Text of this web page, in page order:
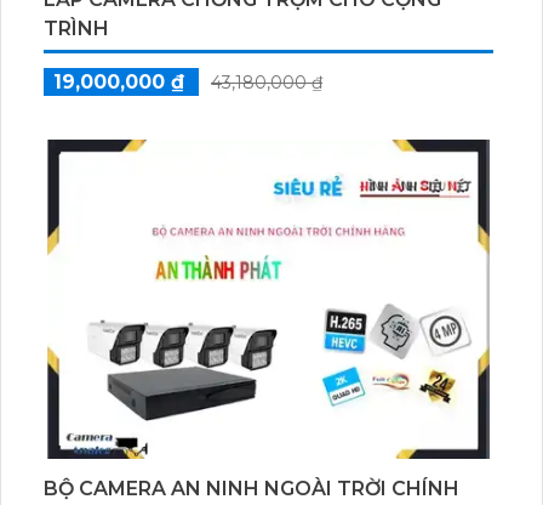
TRÌNH
19,000,000 ₫ 43,180,000 ₫
BỘ CAMERA AN NINH NGOÀI TRỜI CHÍNH